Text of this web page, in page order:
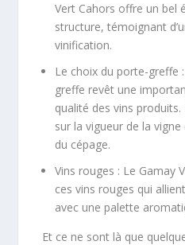
Vert Cahors offre un bel
structure, témoignant
vinification.
Le choix du porte-greffe
greffe revêt une
qualité des vins
sur la vigueur de la
du cépage.
Vins rouges : Le Gamay
ces vins rouges qui
avec une palette
Et ce ne sont là que